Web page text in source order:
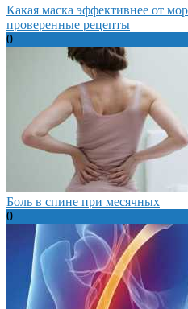
Какая маска эффективнее от
проверенные рецепты
0
Боль в спине при месячных
0